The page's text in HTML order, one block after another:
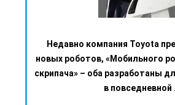
Недавно компания Toyota
новых роботов, «Мобильного
скрипача» – оба разработаны
в повседневной